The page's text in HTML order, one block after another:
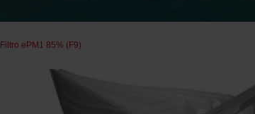
Filtro ePM1 85% (F9)